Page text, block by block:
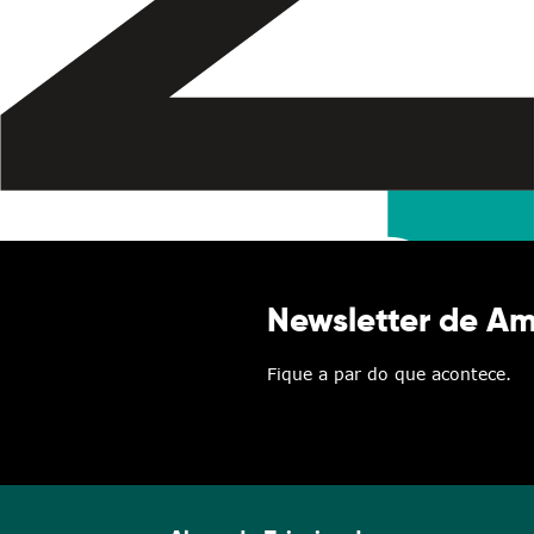
Newsletter de
Fique a par do que acontece.